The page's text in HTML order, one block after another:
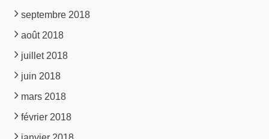
septembre 2018
août 2018
juillet 2018
juin 2018
mars 2018
février 2018